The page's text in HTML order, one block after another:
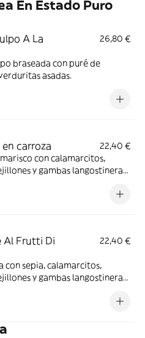
En Estado Puro
A La
26,80 €
braseada con puré de
asadas.
carroza
22,40 €
marisco con calamarcitos,
y gambas langostineras,
Al Frutti Di
22,40 €
con sepia, calamarcitos,
y gambas langostineras,